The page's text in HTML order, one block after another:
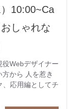
10:00~Ca
しゃれな
Webデザイナー
から 人を惹き
、応用編としてチ